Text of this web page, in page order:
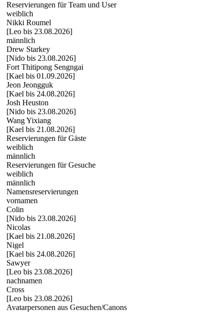
Reservierungen für Team und User
weiblich
Nikki Roumel
[Leo bis 23.08.2026]
männlich
Drew Starkey
[Nido bis 23.08.2026]
Fort Thitipong Sengngai
[Kael bis 01.09.2026]
Jeon Jeongguk
[Kael bis 24.08.2026]
Josh Heuston
[Nido bis 23.08.2026]
Wang Yixiang
[Kael bis 21.08.2026]
Reservierungen für Gäste
weiblich
männlich
Reservierungen für Gesuche
weiblich
männlich
Namensreservierungen
vornamen
Colin
[Nido bis 23.08.2026]
Nicolas
[Kael bis 21.08.2026]
Nigel
[Kael bis 24.08.2026]
Sawyer
[Leo bis 23.08.2026]
nachnamen
Cross
[Leo bis 23.08.2026]
Avatarpersonen aus Gesuchen/Canons